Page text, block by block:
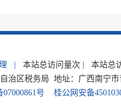
本站总访问量次 本站总
治区税务局 地址：广西南宁
07000861号 桂公网安备